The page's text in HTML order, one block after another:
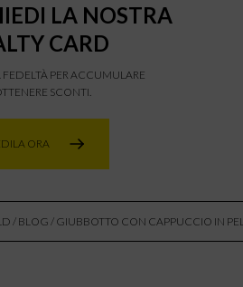
LA NOSTRA
CARD
FEDELTÀ PER ACCUMULARE
SCONTI.
ORA
/ BLOG / GIUBBOTTO CON CAPPUCCIO IN